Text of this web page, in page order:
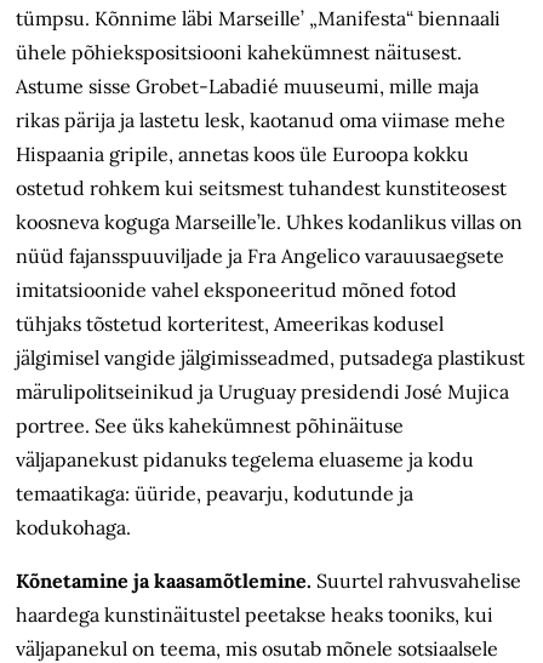
tümpsu. Kõnnime läbi Marseille’ „Manifesta“ biennaali
ühele põhiekspositsiooni kahekümnest näitusest.
Astume sisse Grobet-Labadié muuseumi, mille maja
rikas pärija ja lastetu lesk, kaotanud oma viimase mehe
Hispaania gripile, annetas koos üle Euroopa kokku
ostetud rohkem kui seitsmest tuhandest kunstiteosest
koosneva koguga Marseille’le. Uhkes kodanlikus villas on
nüüd fajansspuuviljade ja Fra Angelico varauusaegsete
imitatsioonide vahel eksponeeritud mõned fotod
tühjaks tõstetud korteritest, Ameerikas kodusel
jälgimisel vangide jälgimisseadmed, putsadega plastikust
märulipolitseinikud ja Uruguay presidendi José Mujica
portree. See üks kahekümnest põhinäituse
väljapanekust pidanuks tegelema eluaseme ja kodu
temaatikaga: üüride, peavarju, kodutunde ja
kodukohaga.
Kõnetamine ja kaasamõtlemine. Suurtel rahvusvahelise
haardega kunstinäitustel peetakse heaks tooniks, kui
väljapanekul on teema, mis osutab mõnele sotsiaalsele